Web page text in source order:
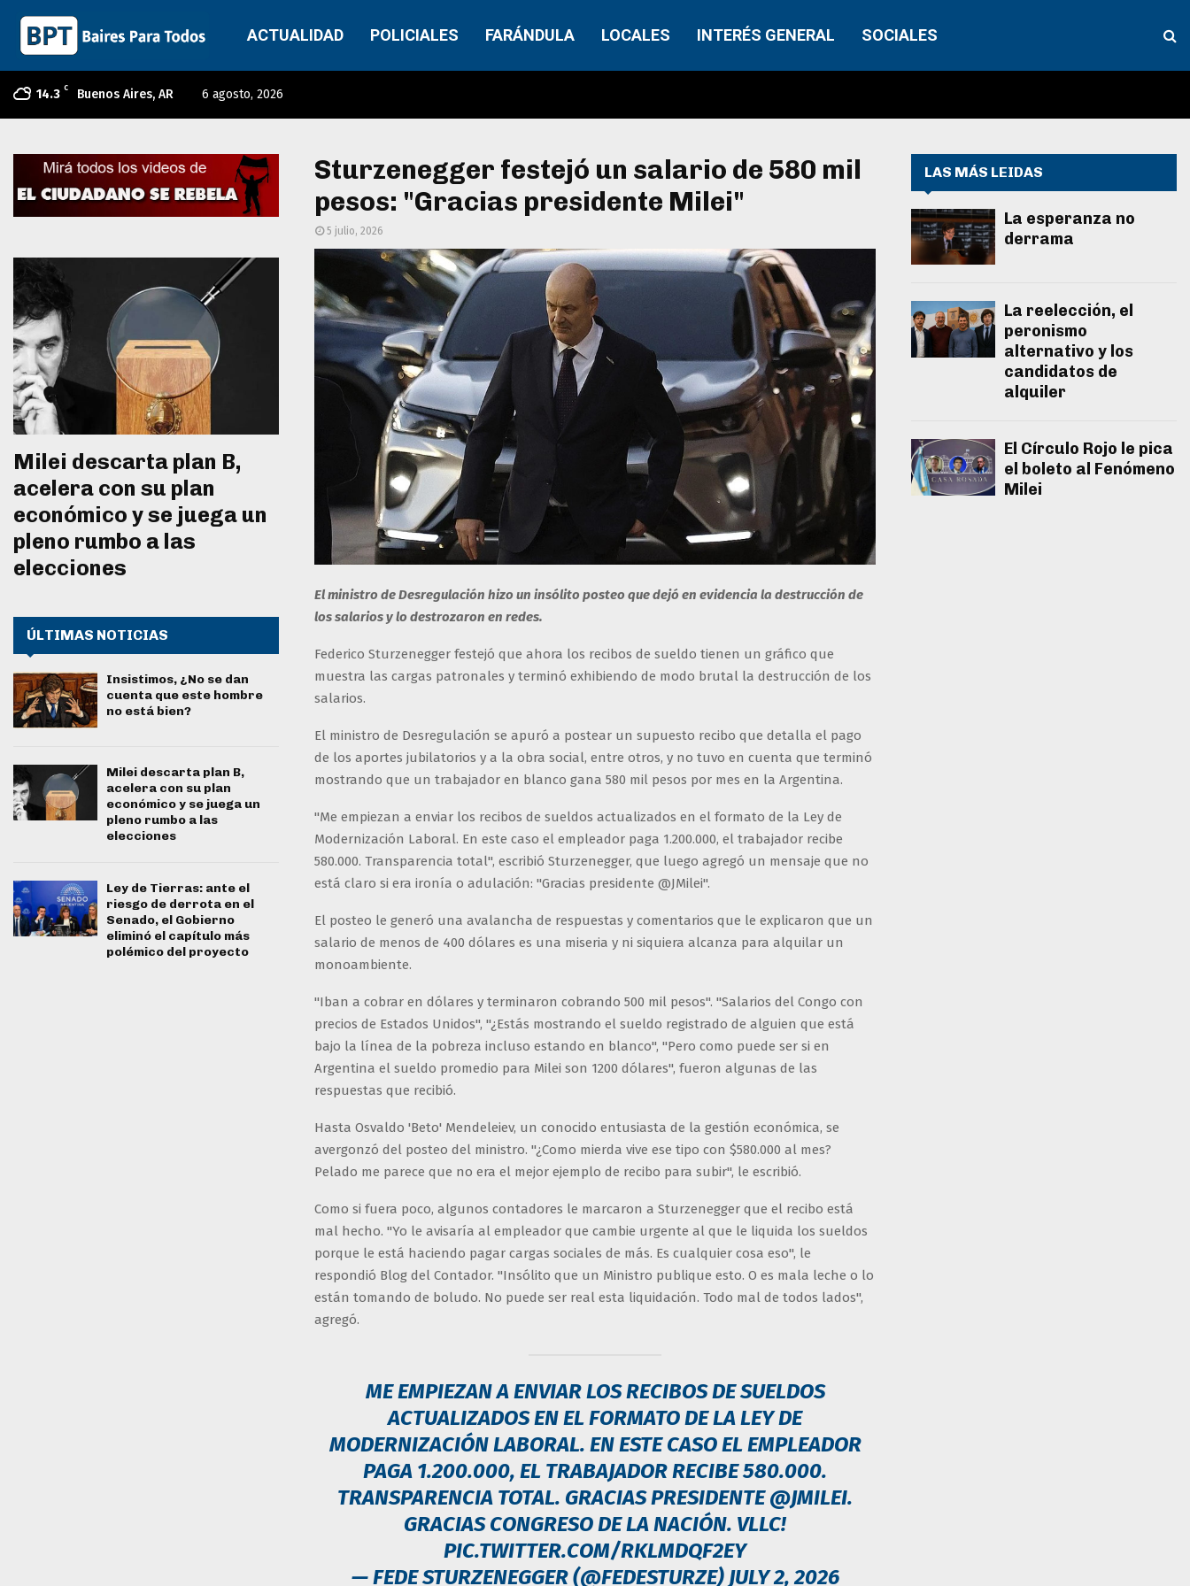
ACTUALIDAD POLICIALES FARÁNDULA LOCALES INTERÉS GENERAL SOCIALES
14.3 C Buenos Aires, AR 6 agosto, 2026
Sturzenegger festejó un salario de 580 mil
pesos: "Gracias presidente Milei"
5 julio, 2026
El ministro de Desregulación hizo un insólito posteo que dejó en evidencia la destrucción de
los salarios y lo destrozaron en redes.
Federico Sturzenegger festejó que ahora los recibos de sueldo tienen un gráfico que
muestra las cargas patronales y terminó exhibiendo de modo brutal la destrucción de los
salarios.
El ministro de Desregulación se apuró a postear un supuesto recibo que detalla el pago
de los aportes jubilatorios y a la obra social, entre otros, y no tuvo en cuenta que terminó
mostrando que un trabajador en blanco gana 580 mil pesos por mes en la Argentina.
"Me empiezan a enviar los recibos de sueldos actualizados en el formato de la Ley de
Modernización Laboral. En este caso el empleador paga 1.200.000, el trabajador recibe
580.000. Transparencia total", escribió Sturzenegger, que luego agregó un mensaje que no
está claro si era ironía o adulación: "Gracias presidente @JMilei".
El posteo le generó una avalancha de respuestas y comentarios que le explicaron que un
salario de menos de 400 dólares es una miseria y ni siquiera alcanza para alquilar un
monoambiente.
"Iban a cobrar en dólares y terminaron cobrando 500 mil pesos". "Salarios del Congo con
precios de Estados Unidos", "¿Estás mostrando el sueldo registrado de alguien que está
bajo la línea de la pobreza incluso estando en blanco", "Pero como puede ser si en
Argentina el sueldo promedio para Milei son 1200 dólares", fueron algunas de las
respuestas que recibió.
Hasta Osvaldo 'Beto' Mendeleiev, un conocido entusiasta de la gestión económica, se
avergonzó del posteo del ministro. "¿Como mierda vive ese tipo con $580.000 al mes?
Pelado me parece que no era el mejor ejemplo de recibo para subir", le escribió.
Como si fuera poco, algunos contadores le marcaron a Sturzenegger que el recibo está
mal hecho. "Yo le avisaría al empleador que cambie urgente al que le liquida los sueldos
porque le está haciendo pagar cargas sociales de más. Es cualquier cosa eso", le
respondió Blog del Contador. "Insólito que un Ministro publique esto. O es mala leche o lo
están tomando de boludo. No puede ser real esta liquidación. Todo mal de todos lados",
agregó.
ME EMPIEZAN A ENVIAR LOS RECIBOS DE SUELDOS
ACTUALIZADOS EN EL FORMATO DE LA LEY DE
MODERNIZACIÓN LABORAL. EN ESTE CASO EL EMPLEADOR
PAGA 1.200.000, EL TRABAJADOR RECIBE 580.000.
TRANSPARENCIA TOTAL. GRACIAS PRESIDENTE@JMILEI.
GRACIAS CONGRESO DE LA NACIÓN. VLLC!
PIC.TWITTER.COM/RKLMDQF2EY
— FEDE STURZENEGGER (@FEDESTURZE) JULY 2, 2026
Milei descarta plan B,
acelera con su plan
económico y se juega un
pleno rumbo a las
elecciones
ÚLTIMAS NOTICIAS
Insistimos, ¿No se dan
cuenta que este hombre
no está bien?
Milei descarta plan B,
acelera con su plan
económico y se juega un
pleno rumbo a las
elecciones
Ley de Tierras: ante el
riesgo de derrota en el
Senado, el Gobierno
eliminó el capítulo más
polémico del proyecto
LAS MÁS LEIDAS
La esperanza no
derrama
La reelección, el
peronismo
alternativo y los
candidatos de
alquiler
El Círculo Rojo le pica
el boleto al Fenómeno
Milei